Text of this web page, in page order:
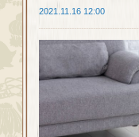
2021.11.16 12:00